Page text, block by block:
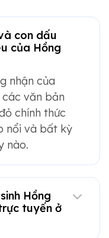
con dấu
của Hồng
nhận của
văn bản
chính thức
nổi và bất kỳ
nào.
Hồng
tuyến ở